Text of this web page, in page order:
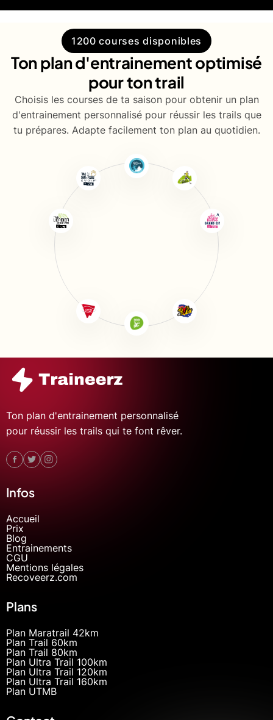
1200 courses disponibles
Ton plan d'entrainement optimisé
pour ton trail
Choisis les courses de ta saison pour obtenir un plan
d'entrainement personnalisé pour réussir les trails que
tu prépares. Adapte facilement ton plan au quotidien.
Ton plan d'entrainement personnalisé
pour réussir les trails qui te font rêver.
Infos
Accueil
Prix
Blog
Entrainements
CGU
Mentions légales
Recoveerz.com
Plans
Plan Maratrail 42km
Plan Trail 60km
Plan Trail 80km
Plan Ultra Trail 100km
Plan Ultra Trail 120km
Plan Ultra Trail 160km
Plan UTMB